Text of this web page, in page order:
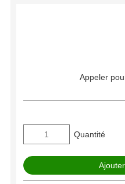
Appeler
Quantité